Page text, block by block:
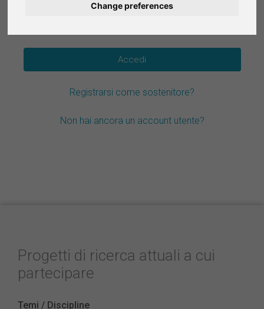
Change preferences
Registrarsi come sostenitore?
Non hai ancora un account utente?
Progetti di ricerca attuali a cui
partecipare
Temi / Discipline
Deutsch
Français